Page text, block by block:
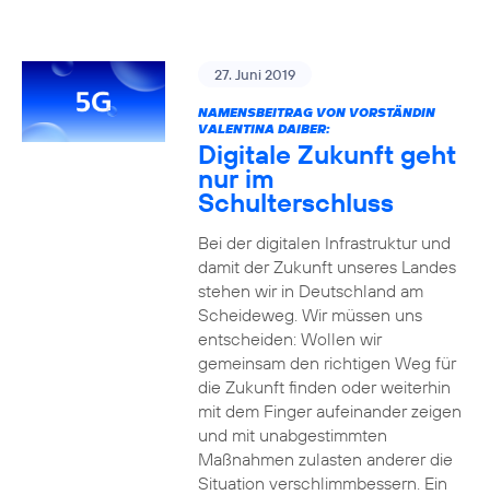
27. Juni 2019
NAMENSBEITRAG VON VORSTÄNDIN
VALENTINA DAIBER:
Digitale Zukunft geht
nur im
Schulterschluss
Bei der digitalen Infrastruktur und
damit der Zukunft unseres Landes
stehen wir in Deutschland am
Scheideweg. Wir müssen uns
entscheiden: Wollen wir
gemeinsam den richtigen Weg für
die Zukunft finden oder weiterhin
mit dem Finger aufeinander zeigen
und mit unabgestimmten
Maßnahmen zulasten anderer die
Situation verschlimmbessern. Ein